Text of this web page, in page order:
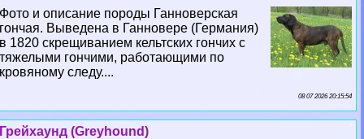
Фото и описание породы Ганноверская
гончая. Выведена в Ганновере (Германия)
в 1820 скрещиванием кельтских гончих с
тяжелыми гончими, работающими по
кровяному следу....
08 07 2026 20:15:54
Грейхаунд (Greyhound)